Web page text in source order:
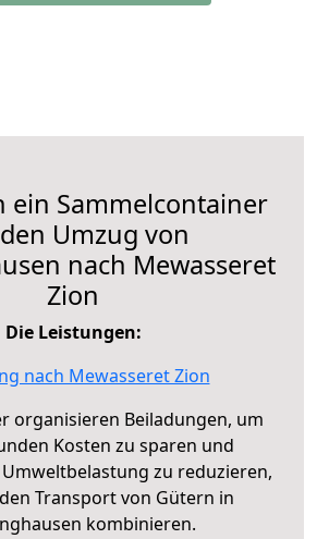
ein Sammelcontainer
Umzug von
nach Mewasseret
Zion
Die Leistungen:
nach Mewasseret Zion
organisieren Beiladungen, um
Kosten zu sparen und
zu reduzieren,
Transport von Gütern in
kombinieren.